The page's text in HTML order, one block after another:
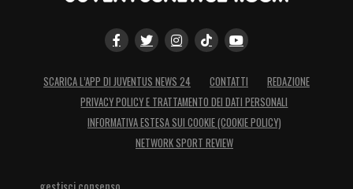
SCARICA L’APP DI JUVENTUS NEWS 24 CONTATTI
REDAZIONE
PRIVACY POLICY E TRATTAMENTO DEI DATI PERSONALI
INFORMATIVA ESTESA SUI COOKIE (COOKIE POLICY)
NETWORK SPORT REVIEW